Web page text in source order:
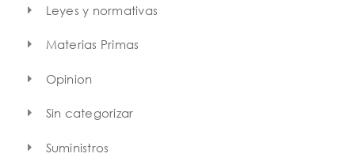
Leyes y normativas
Materias Primas
Opinion
Sin categorizar
Suministros